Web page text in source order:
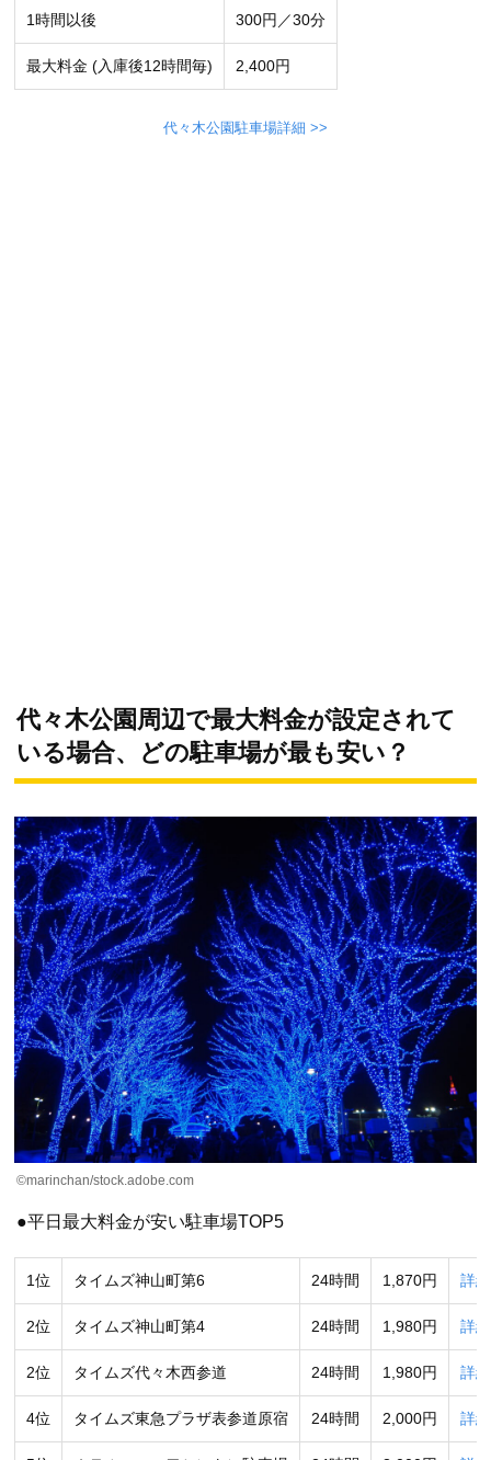
1時間以後 300円／30分
最大料金 (入庫後12時間毎) 2,400円
代々木公園駐車場詳細 >>
代々木公園周辺で最大料金が設定されて
いる場合、どの駐車場が最も安い？
©marinchan/stock.adobe.com
●平日最大料金が安い駐車場TOP5
1位 タイムズ神山町第6 24時間 1,870円 詳細
2位 タイムズ神山町第4 24時間 1,980円 詳細
2位 タイムズ代々木西参道 24時間 1,980円 詳細
4位 タイムズ東急プラザ表参道原宿 24時間 2,000円 詳細